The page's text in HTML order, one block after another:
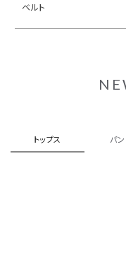
ベルト
トップス パ